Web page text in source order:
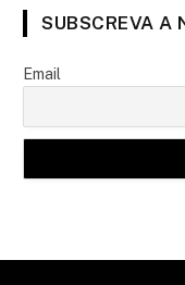
SUBSCREVA A
Email